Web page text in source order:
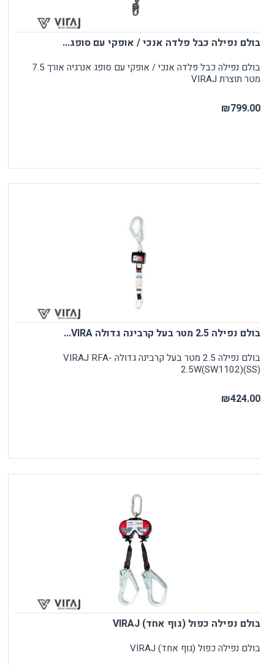
בולם נפילה כבל פלדה אנכי / אופקי עם סופג...
בולם נפילה כבל פלדה אנכי / אופקי עם סופג אנרגיה אורך 7.5
מטר תוצרת VIRAJ
₪799.00
בולם נפילה 2.5 מטר בעל קרבינה גדולה VIRA...
בולם נפילה 2.5 מטר בעל קרבינה גדולה VIRAJ RFA-
2.5W(SW1102)(SS)
₪424.00
בולם נפילה כפול (גוף אחד) VIRAJ
בולם נפילה כפול (גוף אחד) VIRAJ